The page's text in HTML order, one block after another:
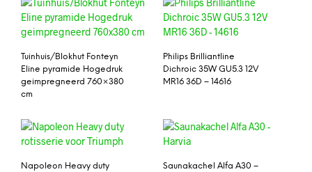
Tuinhuis/Blokhut Fonteyn
Eline pyramide Hogedruk
geimpregneerd 760×380
cm
Philips Brilliantline
Dichroic 35W GU5.3 12V
MR16 36D – 14616
Napoleon Heavy duty
Saunakachel Alfa A30 –